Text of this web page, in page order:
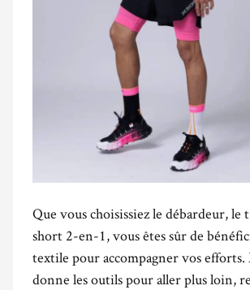
Que vous choisissiez le débardeur, le
short 2-en-1, vous êtes sûr de
textile pour accompagner vos
donne les outils pour aller plus loin,